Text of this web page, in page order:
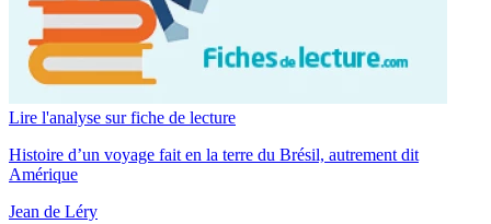
Lire l'analyse sur fiche de lecture
Histoire d’un voyage fait en la terre du Brésil, autrement dit
Amérique
Jean de Léry